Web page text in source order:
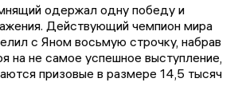
одержал одну победу и
Действующий чемпион мира
с Яном восьмую строчку, набрав
на не самое успешное выступление,
призовые в размере 14,5 тысяч